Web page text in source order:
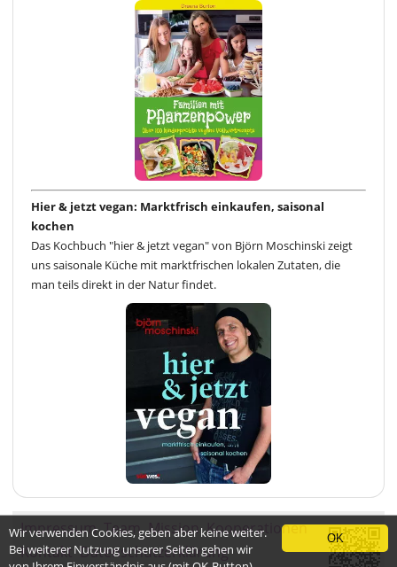
Hier & jetzt vegan: Marktfrisch einkaufen, saisonal
kochen
Das Kochbuch "hier & jetzt vegan" von Björn Moschinski zeigt
uns saisonale Küche mit marktfrischen lokalen Zutaten, die
man teils direkt in der Natur findet.
ImpressumTeamMissionKooperationen
KontaktDatenschutzerklärung
OK
Wir verwenden Cookies, geben aber keine weiter.
Bei weiterer Nutzung unserer Seiten gehen wir